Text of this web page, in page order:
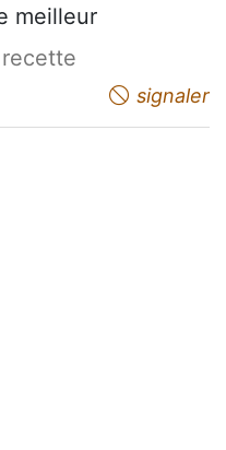
meilleur
signaler